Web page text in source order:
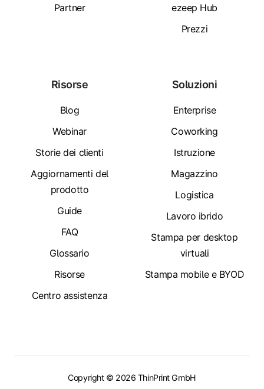
Partner
ezeep Hub
Prezzi
Risorse
Blog
Webinar
Storie dei clienti
Aggiornamenti del
prodotto
Guide
FAQ
Glossario
Risorse
Centro assistenza
Soluzioni
Enterprise
Coworking
Istruzione
Magazzino
Logistica
Lavoro ibrido
Stampa per desktop
virtuali
Stampa mobile e BYOD
Copyright © 2026 ThinPrint GmbH